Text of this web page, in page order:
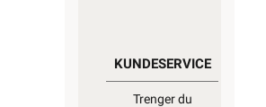
KUNDESERVICE
Trenger du